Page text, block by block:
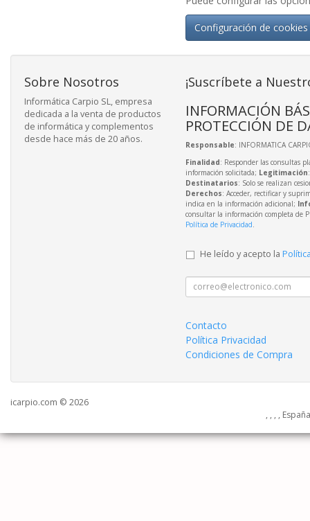
Configuración de cookies
Sobre Nosotros
Informática Carpio SL, empresa
dedicada a la venta de productos
de informática y complementos
desde hace más de 20 años.
¡Suscríbete a
INFORMACIÓN
PROTECCIÓN DE
Responsable: INFORMATICA
Finalidad: Responder las consultas
información solicitada; Legitimación
Destinatarios: Solo se realizan
Derechos: Acceder, rectificar y
indica en la información adicional;
consultar la información completa de
Política de Privacidad.
He leído y acepto la
Contacto
Política Privacidad
Condiciones de Compra
icarpio.com © 2026
, , , ,